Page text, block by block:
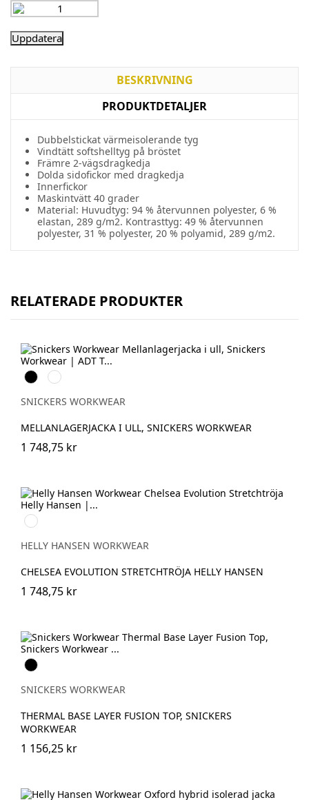
BESKRIVNING
PRODUKTDETALJER
Dubbelstickat värmeisolerande tyg
Vindtätt softshelltyg på bröstet
Främre 2-vägsdragkedja
Dolda sidofickor med dragkedja
Innerfickor
Maskintvätt 40 grader
Material: Huvudtyg: 94 % återvunnen polyester, 6 %
elastan, 289 g/m2. Kontrasttyg: 49 % återvunnen
polyester, 31 % polyester, 20 % polyamid, 289 g/m2.
RELATERADE PRODUKTER
Svart Gråmelerad
SNICKERS WORKWEAR
MELLANLAGERJACKA I ULL, SNICKERS WORKWEAR
1 748,75 kr
990
BLACK
HELLY HANSEN WORKWEAR
CHELSEA EVOLUTION STRETCHTRÖJA HELLY HANSEN
1 748,75 kr
Svart
SNICKERS WORKWEAR
THERMAL BASE LAYER FUSION TOP, SNICKERS
WORKWEAR
1 156,25 kr